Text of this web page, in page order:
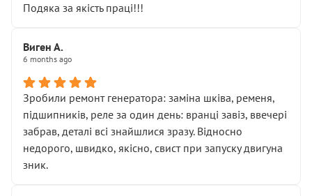
Подяка за якість праці!!!
Виген А.
6 months ago
Зробили ремонт генератора: заміна шківа, ременя,
підшипників, реле за один день: вранці завіз, ввечері
забрав, деталі всі знайшлися зразу. Відносно
недорого, швидко, якісно, свист при запуску двигуна
зник.